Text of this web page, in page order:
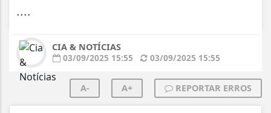
....
CIA & NOTÍCIAS
03/09/2025 15:55
03/09/2025 15:55
A- A+ REPORTAR ERROS